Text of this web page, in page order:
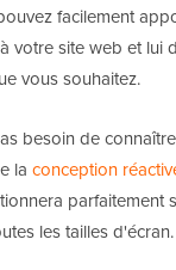
facilement
votre site web et lui
vous souhaitez.
besoin de
la conception
parfaitement
les tailles d'écran.